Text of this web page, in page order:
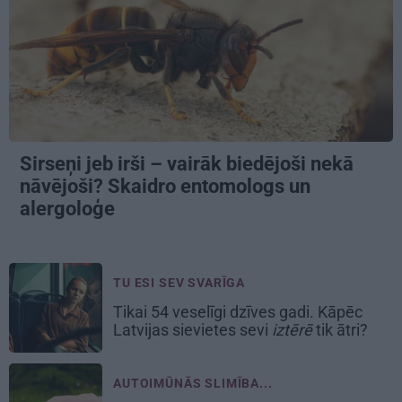
Sirseņi jeb irši – vairāk biedējoši nekā
nāvējoši? Skaidro entomologs un
alergoloģe
TU ESI SEV SVARĪGA
Tikai 54 veselīgi dzīves gadi. Kāpēc
Latvijas sievietes sevi iztērētik ātri?
AUTOIMŪNĀS SLIMĪBA...